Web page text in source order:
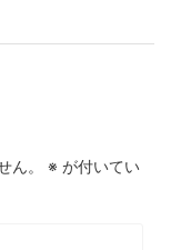
ん。 ※ が付いてい